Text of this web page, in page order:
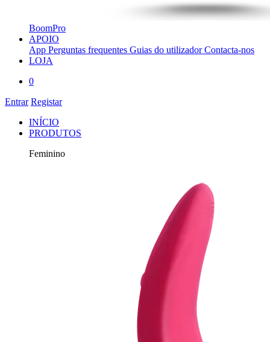
BoomPro
APOIO
App Perguntas frequentes Guias do utilizador Contacta-nos
LOJA
0
Entrar Registar
INÍCIO
PRODUTOS
Feminino